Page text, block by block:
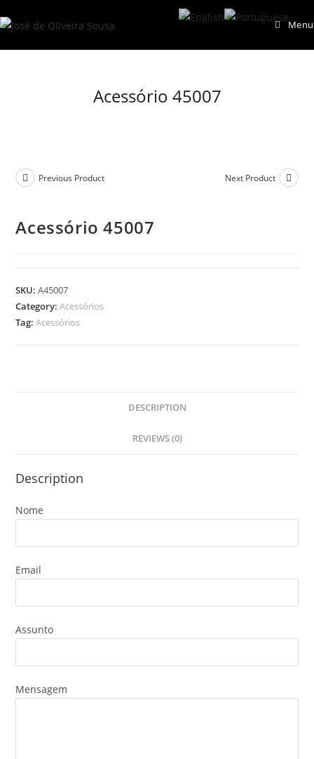
to
Menu
Acessório 45007
Previous Product Next Product
Acessório 45007
SKU:A45007
Category:Acessórios
Tag:Acessórios
DESCRIPTION
REVIEWS (0)
Description
Nome
Email
Assunto
Mensagem